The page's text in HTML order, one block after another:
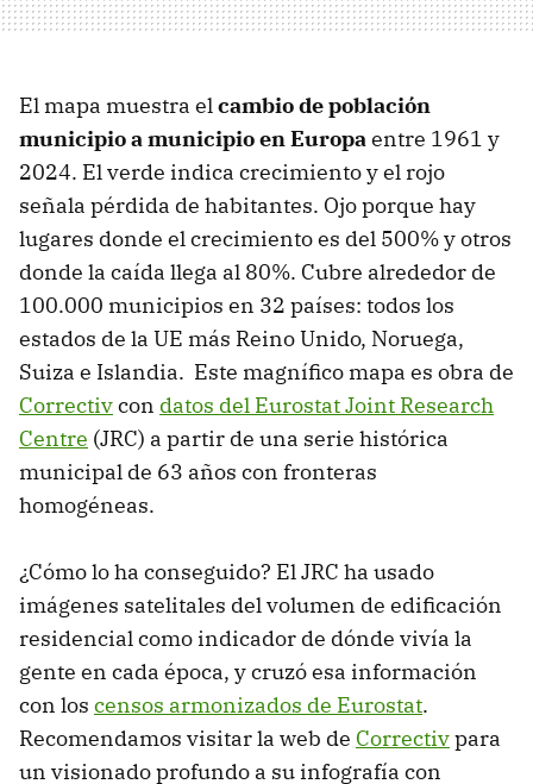
El mapa muestra elcambio de población
municipio a municipio en Europaentre 1961 y
2024. El verde indica crecimiento y el rojo
señala pérdida de habitantes. Ojo porque hay
lugares donde el crecimiento es del 500% y otros
donde la caída llega al 80%. Cubre alrededor de
100.000 municipios en 32 países: todos los
estados de la UE más Reino Unido, Noruega,
Suiza e Islandia. Este magnífico mapa es obra de
Correctivcon datos del Eurostat Joint Research
Centre (JRC) a partir de una serie histórica
municipal de 63 años con fronteras
homogéneas.
¿Cómo lo ha conseguido? El JRC ha usado
imágenes satelitales del volumen de edificación
residencial como indicador de dónde vivía la
gente en cada época, y cruzó esa información
con los censos armonizados de Eurostat.
Recomendamos visitar la web de Correctivpara
un visionado profundo a su infografía con